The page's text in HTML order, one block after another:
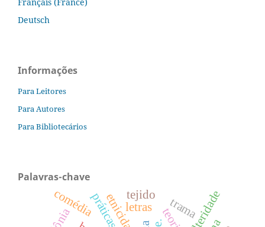
Deutsch
Informações
Para Leitores
Para Autores
Para Bibliotecários
Palavras-chave
alteridade
etnicidade
comédia letras
tejido
trama